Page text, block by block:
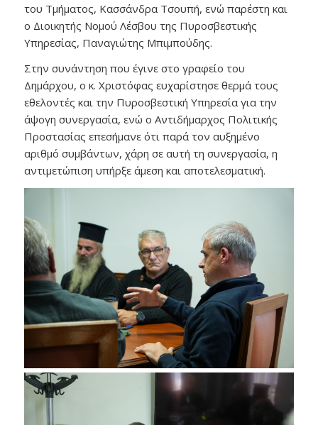
του Τμήματος, Κασσάνδρα Τσουπή, ενώ παρέστη και
ο Διοικητής Νομού Λέσβου της Πυροσβεστικής
Υπηρεσίας, Παναγιώτης Μπιμπούδης.
Στην συνάντηση που έγινε στο γραφείο του
Δημάρχου, ο κ. Χριστόφας ευχαρίστησε θερμά τους
εθελοντές και την Πυροσβεστική Υπηρεσία για την
άψογη συνεργασία, ενώ ο Αντιδήμαρχος Πολιτικής
Προστασίας επεσήμανε ότι παρά τον αυξημένο
αριθμό συμβάντων, χάρη σε αυτή τη συνεργασία, η
αντιμετώπιση υπήρξε άμεση και αποτελεσματική.